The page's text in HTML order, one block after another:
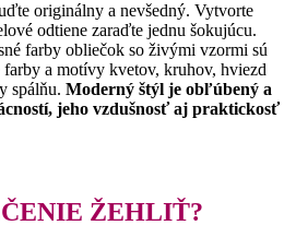
originálny a nevšedný. Vytvorte
odtiene zaraďte jednu šokujúcu.
farby obliečok so živými vzormi sú
farby a motívy kvetov, kruhov, hviezd
spálňu. Moderný štýl je obľúbený a
jeho vzdušnosť aj praktickosť
ŽEHLIŤ?